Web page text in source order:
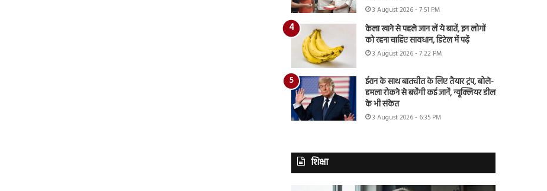
3 August 2026 - 7:51 PM
केला खाने से पहले जान लें ये बातें, इन लोगों
को रहना चाहिए सावधान, डिटेल में पढ़ें
3 August 2026 - 7:22 PM
ईरान के साथ बातचीत के लिए तैयार ट्रंप, बोले-
हमला रोकने से बचेंगी कई जानें, न्यूक्लियर डील
के भी संकेत
3 August 2026 - 6:35 PM
शिक्षा